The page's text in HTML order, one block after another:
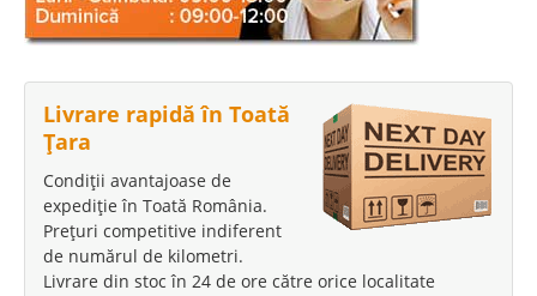
Livrare rapidă în Toată
Țara
Condiții avantajoase de
expediție în Toată România.
Prețuri competitive indiferent
de numărul de kilometri.
Livrare din stoc în 24 de ore către orice localitate